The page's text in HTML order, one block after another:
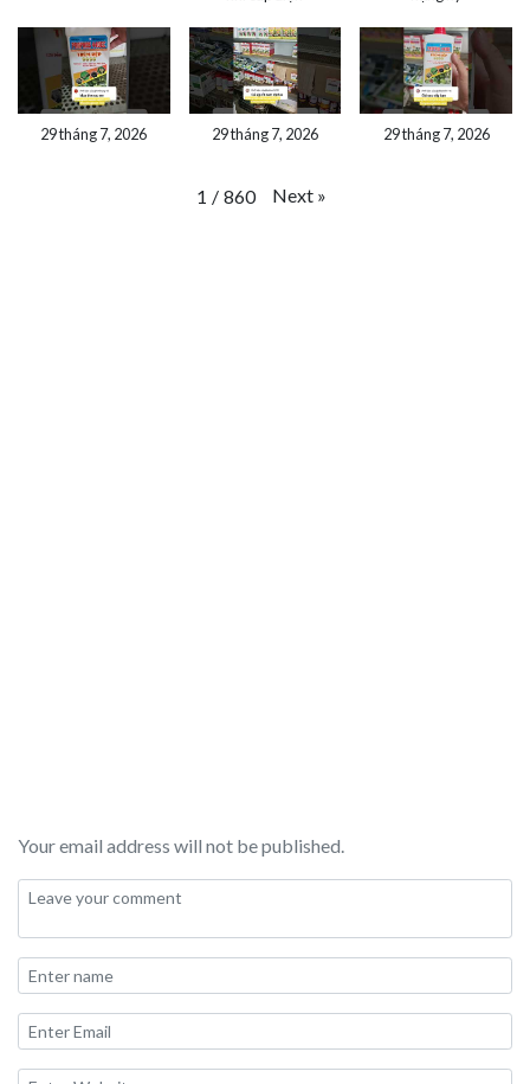
29 tháng 7, 2026 29 tháng 7, 2026 29 tháng 7, 2026
1 / 860 Next »
Your email address will not be published.